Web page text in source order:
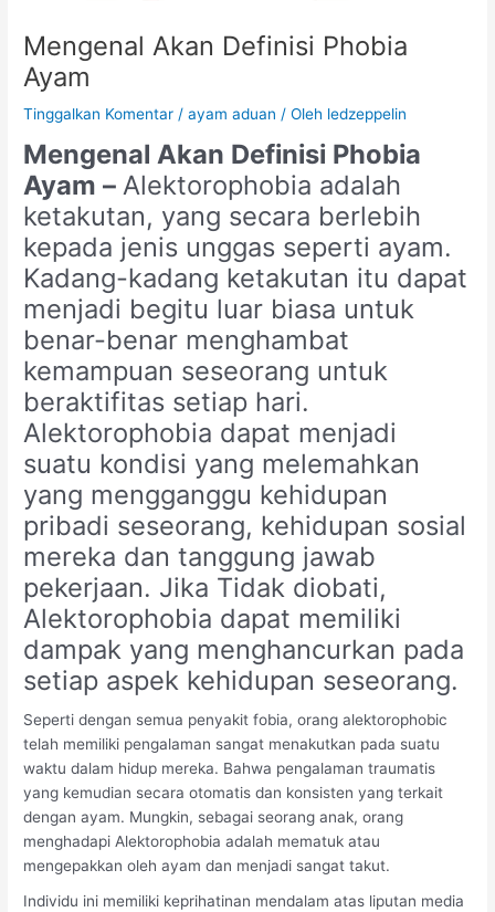
Mengenal Akan Definisi Phobia
Ayam
Tinggalkan Komentar /ayam aduan / Oleh ledzeppelin
Mengenal Akan Definisi Phobia
Ayam –Alektorophobia adalah
ketakutan, yang secara berlebih
kepada jenis unggas seperti ayam.
Kadang-kadang ketakutan itu dapat
menjadi begitu luar biasa untuk
benar-benar menghambat
kemampuan seseorang untuk
beraktifitas setiap hari.
Alektorophobia dapat menjadi
suatu kondisi yang melemahkan
yang mengganggu kehidupan
pribadi seseorang, kehidupan sosial
mereka dan tanggung jawab
pekerjaan. Jika Tidak diobati,
Alektorophobia dapat memiliki
dampak yang menghancurkan pada
setiap aspek kehidupan seseorang.
Seperti dengan semua penyakit fobia, orang alektorophobic
telah memiliki pengalaman sangat menakutkan pada suatu
waktu dalam hidup mereka. Bahwa pengalaman traumatis
yang kemudian secara otomatis dan konsisten yang terkait
dengan ayam. Mungkin, sebagai seorang anak, orang
menghadapi Alektorophobia adalah mematuk atau
mengepakkan oleh ayam dan menjadi sangat takut.
Individu ini memiliki keprihatinan mendalam atas liputan media